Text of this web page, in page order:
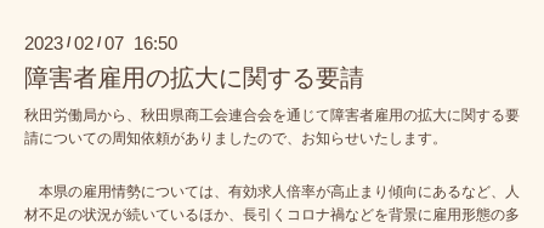
2023 / 02 / 07 16:50
障害者雇用の拡大に関する要請
秋田労働局から、秋田県商工会連合会を通じて障害者雇用の拡大に関する要
請についての周知依頼がありましたので、お知らせいたします。
本県の雇用情勢については、有効求人倍率が高止まり傾向にあるなど、人
材不足の状況が続いているほか、長引くコロナ禍などを背景に雇用形態の多